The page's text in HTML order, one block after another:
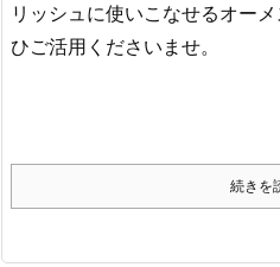
リッシュに使いこなせるオー
ひご活用くださいませ。
続きを